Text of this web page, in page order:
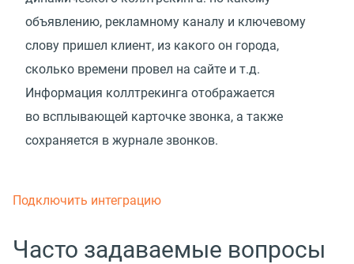
объявлению, рекламному каналу и ключевому
слову пришел клиент, из какого он города,
сколько времени провел на сайте и т.д.
Информация коллтрекинга отображается
во всплывающей карточке звонка, а также
сохраняется в журнале звонков.
Подключить интеграцию
Часто задаваемые вопросы